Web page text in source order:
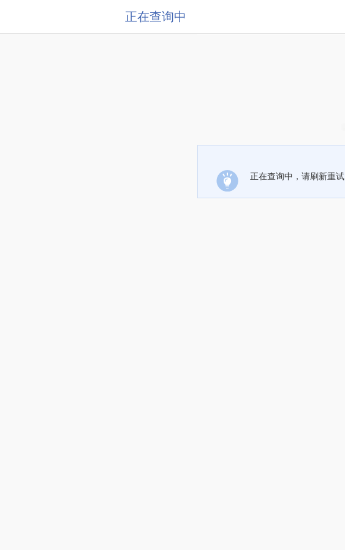
正在查询中
正在查询中，请刷新重试